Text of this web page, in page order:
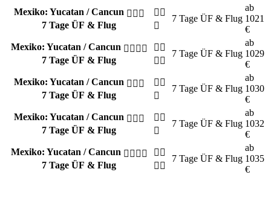
Mexiko: Yucatan / Cancun
7 Tage ÜF & Flug
7 Tage ÜF & Flug
ab
1021
€
Mexiko: Yucatan / Cancun
7 Tage ÜF & Flug
7 Tage ÜF & Flug
ab
1029
€
Mexiko: Yucatan / Cancun
7 Tage ÜF & Flug
7 Tage ÜF & Flug
ab
1030
€
Mexiko: Yucatan / Cancun
7 Tage ÜF & Flug
7 Tage ÜF & Flug
ab
1032
€
Mexiko: Yucatan / Cancun
7 Tage ÜF & Flug
7 Tage ÜF & Flug
ab
1035
€